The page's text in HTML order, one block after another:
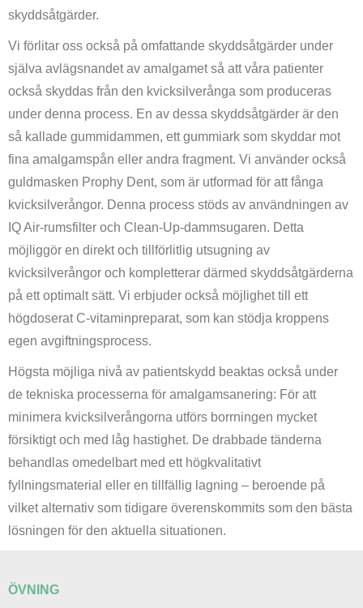
skyddsåtgärder.
Vi förlitar oss också på omfattande skyddsåtgärder under
själva avlägsnandet av amalgamet så att våra patienter
också skyddas från den kvicksilverånga som produceras
under denna process. En av dessa skyddsåtgärder är den
så kallade gummidammen, ett gummiark som skyddar mot
fina amalgamspån eller andra fragment. Vi använder också
guldmasken Prophy Dent, som är utformad för att fånga
kvicksilverångor. Denna process stöds av användningen av
IQ Air-rumsfilter och Clean-Up-dammsugaren. Detta
möjliggör en direkt och tillförlitlig utsugning av
kvicksilverångor och kompletterar därmed skyddsåtgärderna
på ett optimalt sätt. Vi erbjuder också möjlighet till ett
högdoserat C-vitaminpreparat, som kan stödja kroppens
egen avgiftningsprocess.
Högsta möjliga nivå av patientskydd beaktas också under
de tekniska processerna för amalgamsanering: För att
minimera kvicksilverångorna utförs borrningen mycket
försiktigt och med låg hastighet. De drabbade tänderna
behandlas omedelbart med ett högkvalitativt
fyllningsmaterial eller en tillfällig lagning – beroende på
vilket alternativ som tidigare överenskommits som den bästa
lösningen för den aktuella situationen.
ÖVNING